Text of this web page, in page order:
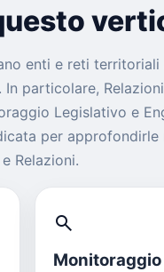
enti e reti
particolare,
Legislativo e
per
Relazioni.
search
Monitoraggio